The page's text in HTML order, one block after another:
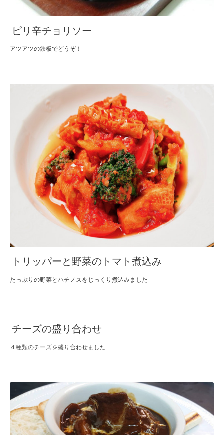
ピリ辛チョリソー
アツアツの鉄板でどうぞ！
トリッパーと野菜のトマト煮込み
たっぷりの野菜とハチノスをじっくり煮込みました
チーズの盛り合わせ
４種類のチーズを盛り合わせました